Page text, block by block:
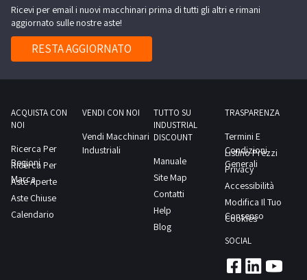
giorno
che
al
termine
della
gara
sarà
uno
Ricevi per email i nuovi macchinari prima di tutti gli altri e rimani
aggiornato sulle nostre aste!
RESTA AGGIORNATO
ACQUISTA CON
NOI
Ricerca Per
Regioni
Ricerca Per
Marca
Aste Aperte
Aste Chiuse
Calendario
VENDI CON NOI
Vendi Macchinari
Industriali
TUTTO SU
INDUSTRIAL
DISCOUNT
Manuale
Site Map
Contatti
Help
Blog
TRASPARENZA
Termini E
Condizioni
Generali
Listino Prezzi
Privacy
Accessibilità
Modifica Il Tuo
Consenso
Cookies
SOCIAL